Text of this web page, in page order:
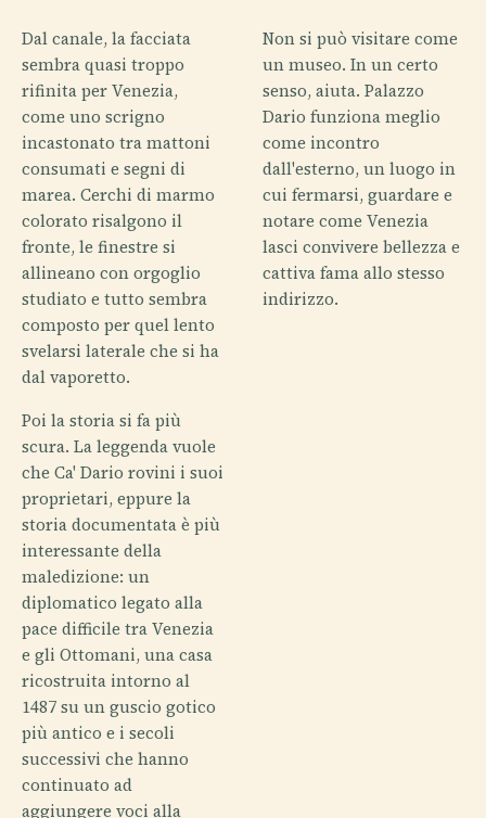
Dal canale, la facciata
sembra quasi troppo
rifinita per Venezia,
come uno scrigno
incastonato tra mattoni
consumati e segni di
marea. Cerchi di marmo
colorato risalgono il
fronte, le finestre si
allineano con orgoglio
studiato e tutto sembra
composto per quel lento
svelarsi laterale che si ha
dal vaporetto.
Poi la storia si fa più
scura. La leggenda vuole
che Ca' Dario rovini i suoi
proprietari, eppure la
storia documentata è più
interessante della
maledizione: un
diplomatico legato alla
pace difficile tra Venezia
e gli Ottomani, una casa
ricostruita intorno al
1487 su un guscio gotico
più antico e i secoli
successivi che hanno
continuato ad
aggiungere voci alla
Non si può visitare come
un museo. In un certo
senso, aiuta. Palazzo
Dario funziona meglio
come incontro
dall'esterno, un luogo in
cui fermarsi, guardare e
notare come Venezia
lasci convivere bellezza e
cattiva fama allo stesso
indirizzo.